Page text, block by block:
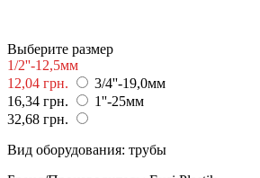
Выберите размер
1/2''-12,5мм
12,04 грн.
3/4''-19,0мм
16,34 грн.
1''-25мм
32,68 грн.
Вид оборудования: трубы